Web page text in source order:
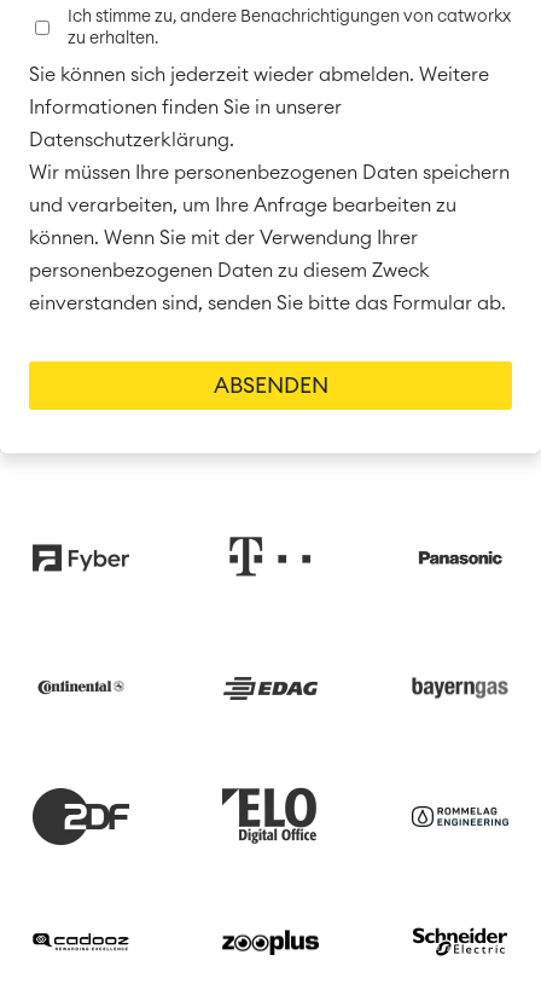
SOLUTIONS
Knowledge & Information
Enterprise Wiki
Virtual Office
Integration
Artificial Intelligence
Atlassian Backup & Restore
SERVICES
RESSOURCEN
ÜBER UNS
■
■
■
■
Ich stimme zu, andere Benachrichtigungen von catworkx
zu erhalten.
Sie können sich jederzeit wieder abmelden. Weitere
Informationen finden Sie in unserer
Datenschutzerklärung.
Wir müssen Ihre personenbezogenen Daten speichern
und verarbeiten, um Ihre Anfrage bearbeiten zu
können. Wenn Sie mit der Verwendung Ihrer
personenbezogenen Daten zu diesem Zweck
einverstanden sind, senden Sie bitte das Formular ab.